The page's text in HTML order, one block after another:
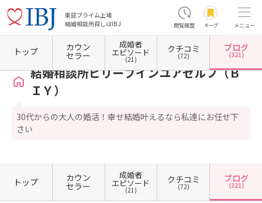
東証プライム上場
結婚相談所探しはIBJ
閲覧履歴 キープ メニュー
ホーム 大阪府の結婚相談所 大阪府大阪市 大阪府大阪市住吉区 結婚相談所ビリーブ
結婚相談所ビリーブインユアセルフ（Ｂ
ＩＹ）
30代からの大人の婚活！幸せ結婚叶えるなら私達にお任せ下
さい
トップ カウン
セラー
成婚者
エピソード
(21)
クチコミ
(72)
ブログ
(321)
トップ カウン
セラー
成婚者
エピソード
(21)
クチコミ
(72)
ブログ
(321)